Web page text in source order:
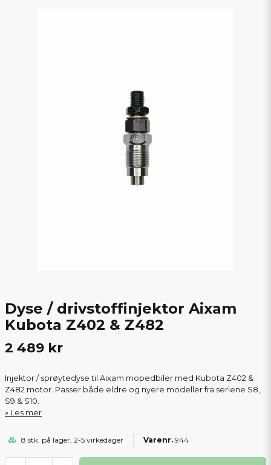
Dyse / drivstoffinjektor Aixam
Kubota Z402 & Z482
2 489 kr
Injektor / sprøytedyse til Aixam mopedbiler med Kubota Z402 &
Z482 motor. Passer både eldre og nyere modeller fra seriene S8,
S9 & S10.
Les mer
8 stk. på lager, 2-5 virkedager 944